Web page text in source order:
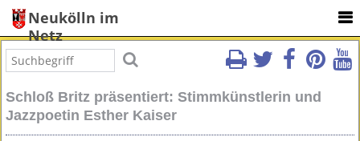
Neukölln im
Netz
Schloß Britz präsentiert: Stimmkünstlerin und
Jazzpoetin Esther Kaiser